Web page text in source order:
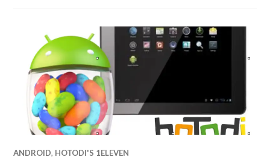
ANDROID, HOTODI'S 1ELEVEN